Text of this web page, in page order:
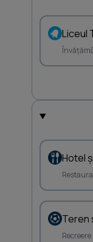
Liceul
Hotel
Teren
Recreere